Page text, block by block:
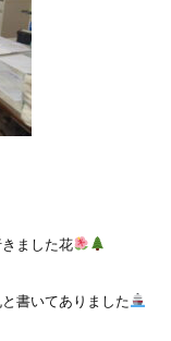
ました花
書いてありました